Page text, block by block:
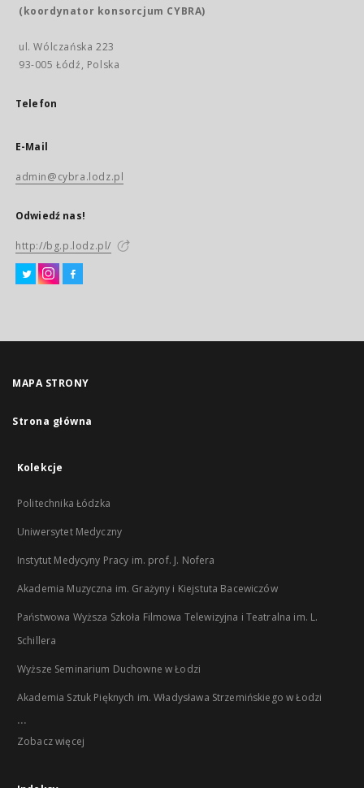
(koordynator konsorcjum CYBRA)
ul. Wólczańska 223
93-005 Łódź, Polska
Telefon
E-Mail
admin@cybra.lodz.pl
Odwiedź nas!
http://bg.p.lodz.pl/
MAPA STRONY
Strona główna
Kolekcje
Politechnika Łódzka
Uniwersytet Medyczny
Instytut Medycyny Pracy im. prof. J. Nofera
Akademia Muzyczna im. Grażyny i Kiejstuta Bacewiczów
Państwowa Wyższa Szkoła Filmowa Telewizyjna i Teatralna im. L.
Schillera
Wyższe Seminarium Duchowne w Łodzi
Akademia Sztuk Pięknych im. Władysława Strzemińskiego w Łodzi
...
Zobacz więcej